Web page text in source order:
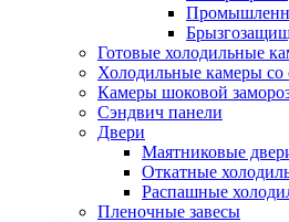
Готовые холодильные
Холодильные камеры
Камеры шоковой
Сэндвич панели
Двери
Маятниковые
Откатные
Распашные
Пленочные завесы